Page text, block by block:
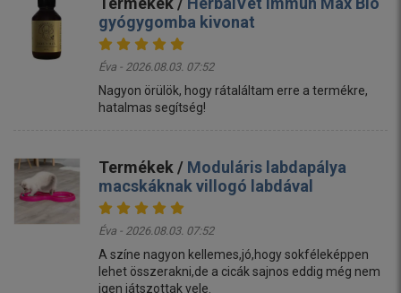
gyógygomba kivonat
Éva - 2026.08.03. 07:52
Nagyon örülök, hogy rátaláltam erre a termékre,
hatalmas segítség!
Termékek / Moduláris labdapálya
macskáknak villogó labdával
Éva - 2026.08.03. 07:52
A színe nagyon kellemes,jó,hogy sokféleképpen
lehet összerakni,de a cicák sajnos eddig még nem
igen játszottak vele.